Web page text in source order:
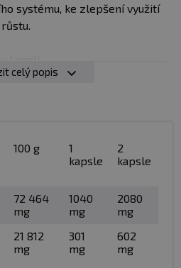
systému, ke zlepšení využití
Maximální denní dávka
doporučené dávkování.
dávkování polkněte kapsle a
celý popis
100 g
1
kapsle
2
kapsle
72 464
mg
1040
mg
2080
mg
21 812
mg
301
mg
602
mg